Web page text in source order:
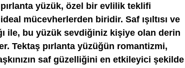
yüzük, özel bir evlilik teklifi
mücevherlerden biridir. Saf ışıltısı ve
ile, bu yüzük sevdiğiniz kişiye olan derin
Tektaş pırlanta yüzüğün romantizmi,
saf güzelliğini en etkileyici şekilde